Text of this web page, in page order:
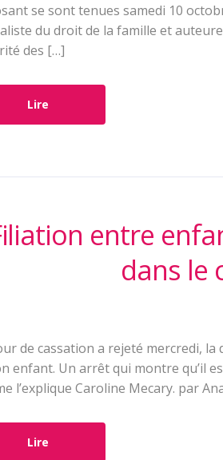
se sont tenues samedi 10
du droit de la famille et
des […]
Lire
entre
dans le
de cassation a rejeté mercredi,
enfant. Un arrêt qui montre qu’il
l’explique Caroline Mecary. par
Lire